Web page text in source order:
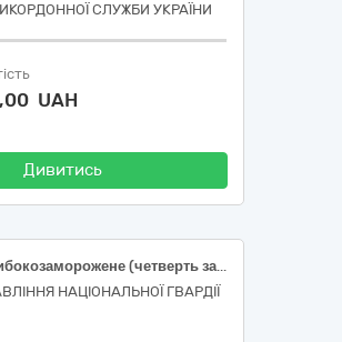
СЛУЖБИ УКРАЇНИ
UAH
Дивитись
М’ясо птиці глибокозаморожене (четверть задня)
НАЦІОНАЛЬНОЇ ГВАРДІЇ